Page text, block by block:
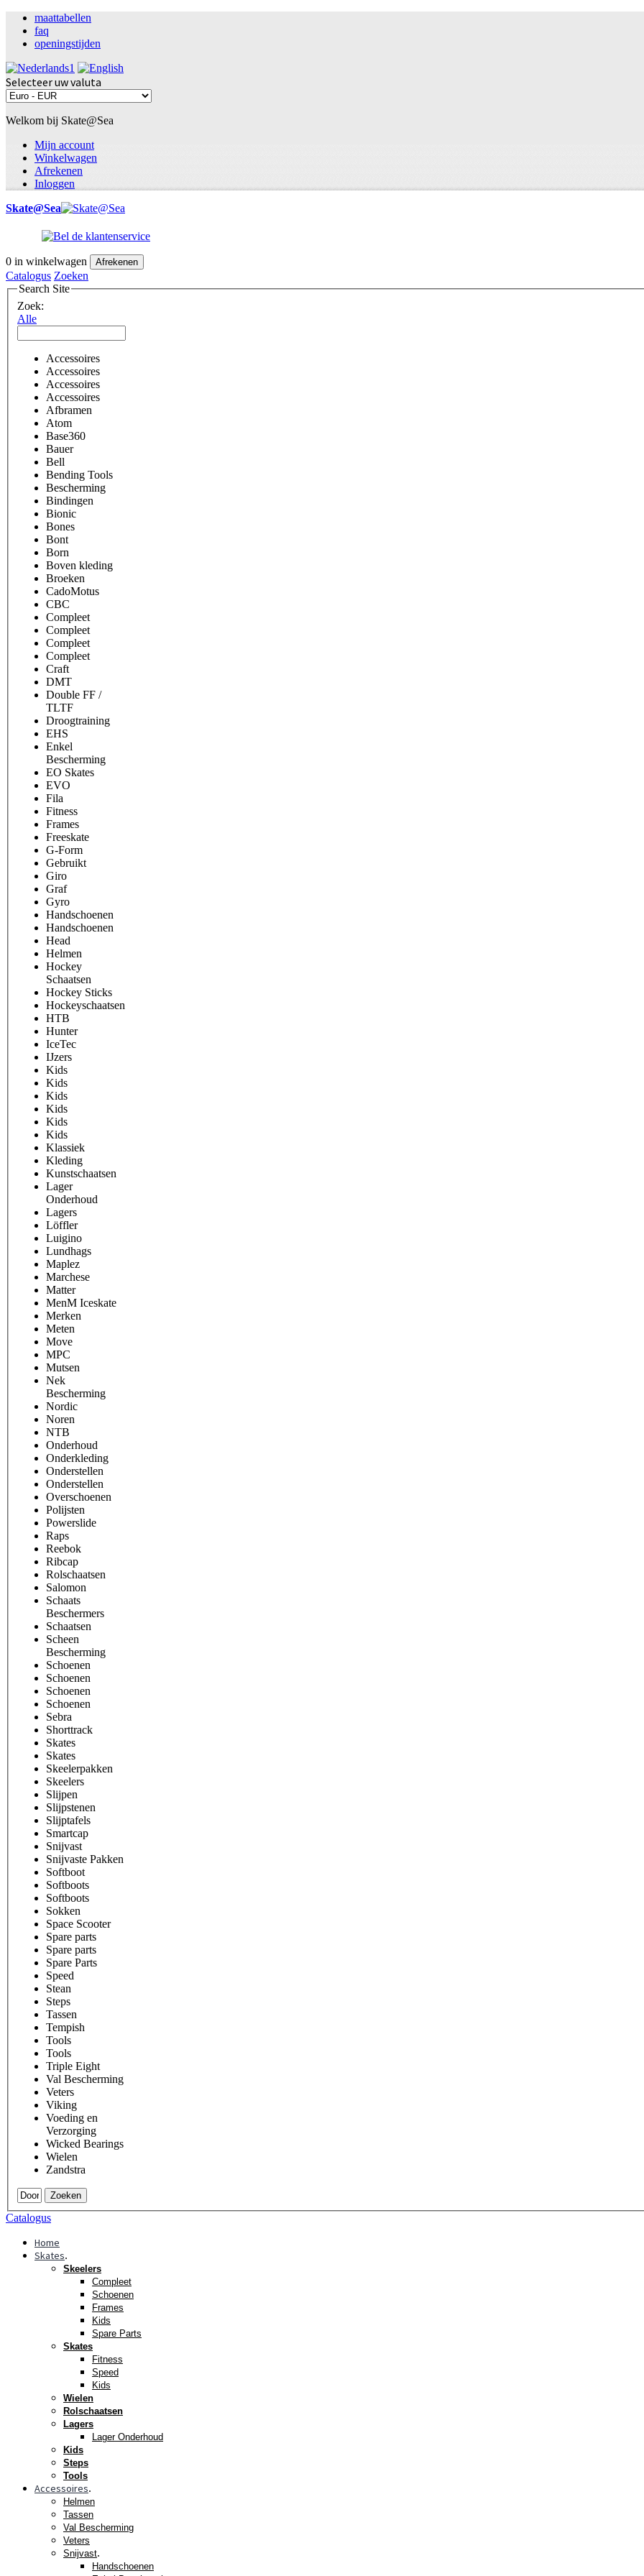
maattabellen
faq
openingstijden
Selecteer uw valuta
Welkom bij Skate@Sea
Mijn account
Winkelwagen
Afrekenen
Inloggen
Skate@Sea
0 in winkelwagen Afrekenen
Catalogus Zoeken
Search Site
Zoek:
Alle
Accessoires
Accessoires
Accessoires
Accessoires
Afbramen
Atom
Base360
Bauer
Bell
Bending Tools
Bescherming
Bindingen
Bionic
Bones
Bont
Born
Boven kleding
Broeken
CadoMotus
CBC
Compleet
Compleet
Compleet
Compleet
Craft
DMT
Double FF /
TLTF
Droogtraining
EHS
Enkel
Bescherming
EO Skates
EVO
Fila
Fitness
Frames
Freeskate
G-Form
Gebruikt
Giro
Graf
Gyro
Handschoenen
Handschoenen
Head
Helmen
Hockey
Schaatsen
Hockey Sticks
Hockeyschaatsen
HTB
Hunter
IceTec
IJzers
Kids
Kids
Kids
Kids
Kids
Kids
Klassiek
Kleding
Kunstschaatsen
Lager
Onderhoud
Lagers
Löffler
Luigino
Lundhags
Maplez
Marchese
Matter
MenM Iceskate
Merken
Meten
Move
MPC
Mutsen
Nek
Bescherming
Nordic
Noren
NTB
Onderhoud
Onderkleding
Onderstellen
Onderstellen
Overschoenen
Polijsten
Powerslide
Raps
Reebok
Ribcap
Rolschaatsen
Salomon
Schaats
Beschermers
Schaatsen
Scheen
Bescherming
Schoenen
Schoenen
Schoenen
Schoenen
Sebra
Shorttrack
Skates
Skates
Skeelerpakken
Skeelers
Slijpen
Slijpstenen
Slijptafels
Smartcap
Snijvast
Snijvaste Pakken
Softboot
Softboots
Softboots
Sokken
Space Scooter
Spare parts
Spare parts
Spare Parts
Speed
Stean
Steps
Tassen
Tempish
Tools
Tools
Triple Eight
Val Bescherming
Veters
Viking
Voeding en
Verzorging
Wicked Bearings
Wielen
Zandstra
Zoeken
Catalogus
Home
Skates.
Skeelers
Compleet
Schoenen
Frames
Kids
Spare Parts
Skates
Fitness
Speed
Kids
Wielen
Rolschaatsen
Lagers
Lager Onderhoud
Kids
Steps
Tools
Accessoires.
Helmen
Tassen
Val Bescherming
Veters
Snijvast.
Handschoenen